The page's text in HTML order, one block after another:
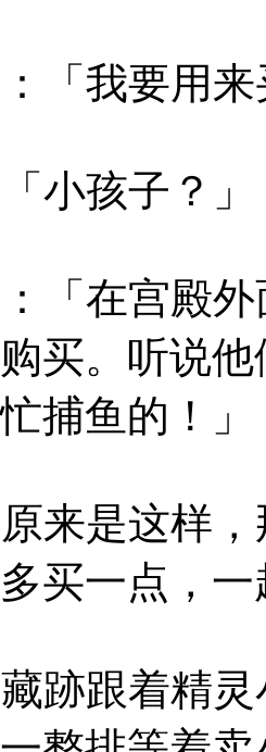
「我要用来
小孩子？」
「在宫殿外
买。听说
捕鱼的！」
来是这样，
买一点，
跡跟着精灵